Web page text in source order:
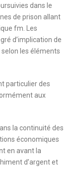
dans le
de prison allant
fm. Les
d’implication de
les éléments
particulier des
aux
la continuité des
économiques
en avant la
d’argent et